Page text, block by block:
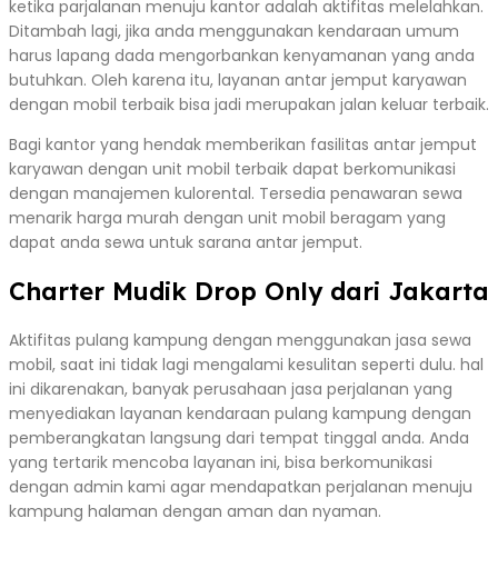
ketika parjalanan menuju kantor adalah aktifitas melelahkan.
Ditambah lagi, jika anda menggunakan kendaraan umum
harus lapang dada mengorbankan kenyamanan yang anda
butuhkan. Oleh karena itu, layanan antar jemput karyawan
dengan mobil terbaik bisa jadi merupakan jalan keluar terbaik.
Bagi kantor yang hendak memberikan fasilitas antar jemput
karyawan dengan unit mobil terbaik dapat berkomunikasi
dengan manajemen kulorental. Tersedia penawaran sewa
menarik harga murah dengan unit mobil beragam yang
dapat anda sewa untuk sarana antar jemput.
Charter Mudik Drop Only dari Jakarta
Aktifitas pulang kampung dengan menggunakan jasa sewa
mobil, saat ini tidak lagi mengalami kesulitan seperti dulu. hal
ini dikarenakan, banyak perusahaan jasa perjalanan yang
menyediakan layanan kendaraan pulang kampung dengan
pemberangkatan langsung dari tempat tinggal anda. Anda
yang tertarik mencoba layanan ini, bisa berkomunikasi
dengan admin kami agar mendapatkan perjalanan menuju
kampung halaman dengan aman dan nyaman.